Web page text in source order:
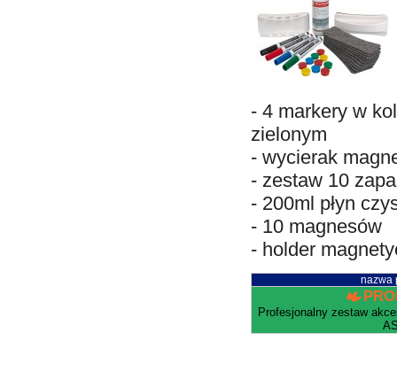
- 4 markery w
zielonym
- wycierak
- zestaw 10
- 200ml płyn
- 10 magnesów
- holder
nazwa
Profesjonalny zestaw